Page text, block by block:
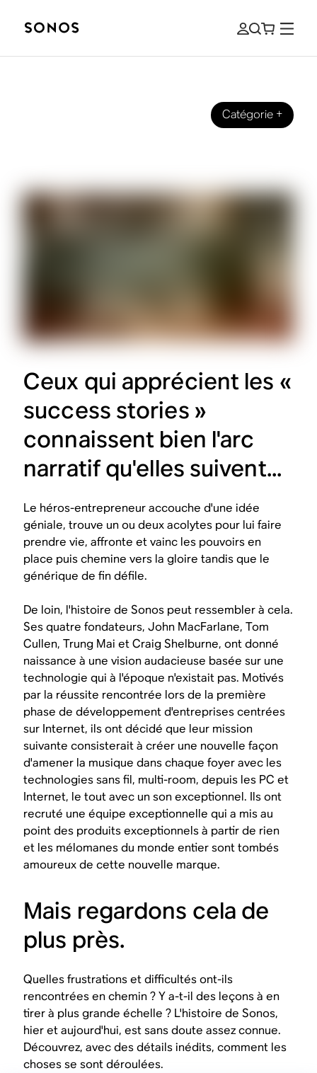
Catégorie+
Ceux qui apprécient les «
success stories »
connaissent bien l'arc
narratif qu'elles suivent...
Le héros-entrepreneur accouche d'une idée
géniale, trouve un ou deux acolytes pour lui faire
prendre vie, affronte et vainc les pouvoirs en
place puis chemine vers la gloire tandis que le
générique de fin défile.
De loin, l'histoire de Sonos peut ressembler à cela.
Ses quatre fondateurs, John MacFarlane, Tom
Cullen, Trung Mai et Craig Shelburne, ont donné
naissance à une vision audacieuse basée sur une
technologie qui à l'époque n'existait pas. Motivés
par la réussite rencontrée lors de la première
phase de développement d'entreprises centrées
sur Internet, ils ont décidé que leur mission
suivante consisterait à créer une nouvelle façon
d'amener la musique dans chaque foyer avec les
technologies sans fil, multi-room, depuis les PC et
Internet, le tout avec un son exceptionnel. Ils ont
recruté une équipe exceptionnelle qui a mis au
point des produits exceptionnels à partir de rien
et les mélomanes du monde entier sont tombés
amoureux de cette nouvelle marque.
Mais regardons cela de
plus près.
Quelles frustrations et difficultés ont-ils
rencontrées en chemin ? Y a-t-il des leçons à en
tirer à plus grande échelle ? L'histoire de Sonos,
hier et aujourd'hui, est sans doute assez connue.
Découvrez, avec des détails inédits, comment les
choses se sont déroulées.